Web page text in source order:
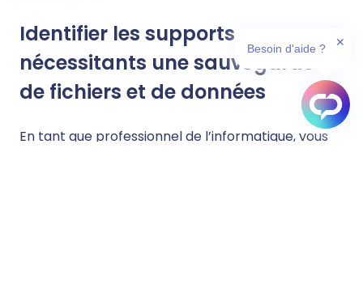
Identifier les supports
nécessitants une sauvegarde
de fichiers et de données
En tant que professionnel de l’informatique, vous
Besoin d'aide ? ✕